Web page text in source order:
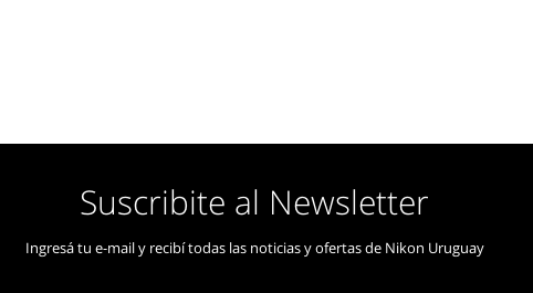
Suscribite al Newsletter
Ingresá tu e-mail y recibí todas las noticias y ofertas de Nikon Uruguay